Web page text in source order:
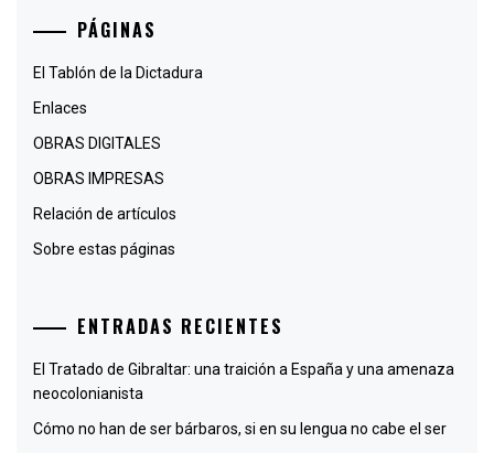
PÁGINAS
El Tablón de la Dictadura
Enlaces
OBRAS DIGITALES
OBRAS IMPRESAS
Relación de artículos
Sobre estas páginas
ENTRADAS RECIENTES
El Tratado de Gibraltar: una traición a España y una amenaza
neocolonianista
Cómo no han de ser bárbaros, si en su lengua no cabe el ser